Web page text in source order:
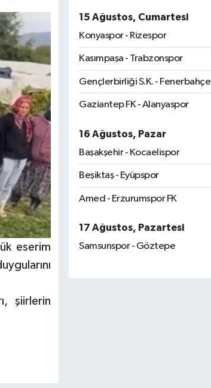
eserim
şiirlerin
15 Ağustos, Cumartesi
Konyaspor - Rizespor
Kasımpaşa - Trabzonspor
Gençlerbirliği S.K. - Fenerbahçe
Gaziantep FK - Alanyaspor
16 Ağustos, Pazar
Başakşehir - Kocaelispor
Beşiktaş - Eyüpspor
Amed - Erzurumspor FK
17 Ağustos, Pazartesi
Samsunspor - Göztepe